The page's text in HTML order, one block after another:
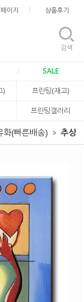
이지 상품후기
검색
SALE
)
프린팅(재고)
프린팅갤러리
화(빠른배송) 추상